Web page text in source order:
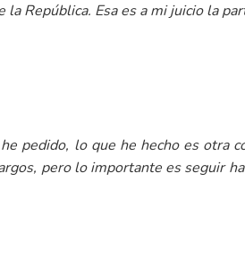
República. Esa es a mi juicio la
pedido, lo que he hecho es otra
pero lo importante es seguir